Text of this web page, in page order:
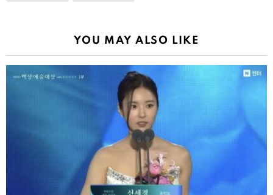
YOU MAY ALSO LIKE